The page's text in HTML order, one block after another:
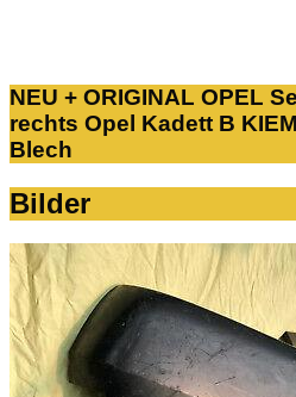
NEU + ORIGINAL OPEL
rechts Opel Kadett B
Blech
Bilder